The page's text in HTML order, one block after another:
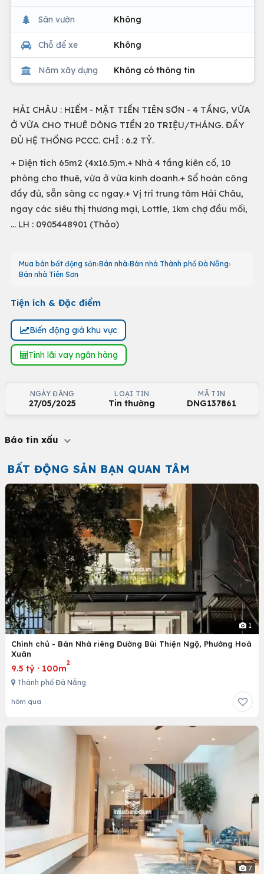
Sân vườn Không
Chỗ để xe Không
Năm xây dựng Không có thông tin
HẢI CHÂU : HIẾM - MẶT TIỀN TIÊN SƠN - 4 TẦNG, VỪA
Ở VỪA CHO THUÊ DÒNG TIỀN 20 TRIỆU/THÁNG. ĐẦY
ĐỦ HỆ THỐNG PCCC. CHỈ : 6.2 TỶ.
+ Diện tích 65m2 (4x16.5)m.+ Nhà 4 tầng kiên cố, 10
phòng cho thuê, vừa ở vừa kinh doanh.+ Sổ hoàn công
đầy đủ, sẵn sàng cc ngay.+ Vị trí trung tâm Hải Châu,
ngay các siêu thị thương mại, Lottle, 1km chợ đầu mối,
… LH : 0905448901 (Thảo)
Mua bán bất động sản Bán nhà Bán nhà Thành phố Đà Nẵng
Bán nhà Tiên Sơn
Tiện ích & Đặc điểm
Biến động giá khu vực
Tính lãi vay ngân hàng
NGÀY ĐĂNG
27/05/2025
LOẠI TIN
Tin thường
MÃ TIN
DNG137861
Báo tin xấu
BẤT ĐỘNG SẢN BẠN QUAN TÂM
1
Chính chủ - Bán Nhà riêng Đường Bùi Thiện Ngộ, Phường Hoà
Xuân
9.5 tỷ · 100m
2
Thành phố Đà Nẵng
hôm qua
7